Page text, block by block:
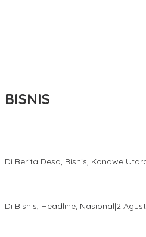
BISNIS
Di Berita Desa, Bisnis, Konawe
Di Bisnis, Headline, Nasional|2